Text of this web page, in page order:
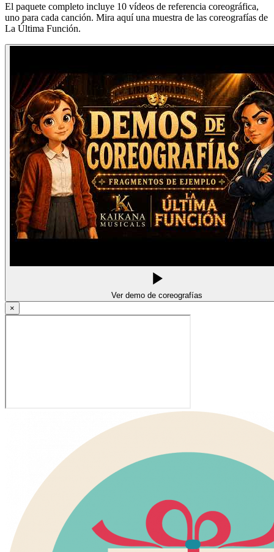
El paquete completo incluye 10 vídeos de referencia coreográfica,
uno para cada canción. Mira aquí una muestra de las coreografías de
La Última Función.
Ver demo de coreografías
×